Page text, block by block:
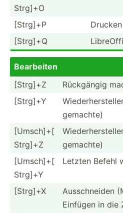
Strg]+O
[Strg]+P
[Strg]+Q
Bearbeiten
[Strg]+Z
Rückgängig
[​Strg]+Y
gemachte)
[Umsch­​]+­[​
S­trg]+Z
gemachte)
[Umsch­​]+­[​
S­trg]+Y
Letzten Befehl
[Strg]+X
Aussch­​neiden
Einfügen in die